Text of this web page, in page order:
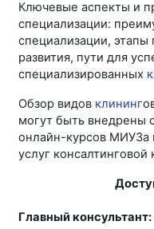
Ключевые аспекты и
специализации:
специализации, этапы
развития, пути для
специализированных
Обзор видов клининг
могут быть внедрены
онлайн-курсов МИУЗа
услуг консалтинговой
Главный консультант: